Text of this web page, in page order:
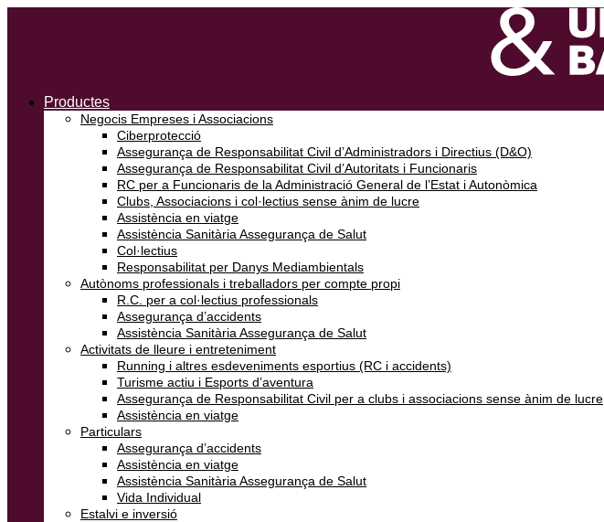
Productes
Negocis Empreses i Associacions
Ciberprotecció
Assegurança de Responsabilitat Civil d’Administradors i Directius (D&O)
Assegurança de Responsabilitat Civil d’Autoritats i Funcionaris
RC per a Funcionaris de la Administració General de l’Estat i Autonòmica
Clubs, Associacions i col·lectius sense ànim de lucre
Assistència en viatge
Assistència Sanitària Assegurança de Salut
Col·lectius
Responsabilitat per Danys Mediambientals
Autònoms professionals i treballadors per compte propi
R.C. per a col·lectius professionals
Assegurança d’accidents
Assistència Sanitària Assegurança de Salut
Activitats de lleure i entreteniment
Running i altres esdeveniments esportius (RC i accidents)
Turisme actiu i Esports d’aventura
Assegurança de Responsabilitat Civil per a clubs i associacions sense ànim de lucre
Assistència en viatge
Particulars
Assegurança d’accidents
Assistència en viatge
Assistència Sanitària Assegurança de Salut
Vida Individual
Estalvi e inversió